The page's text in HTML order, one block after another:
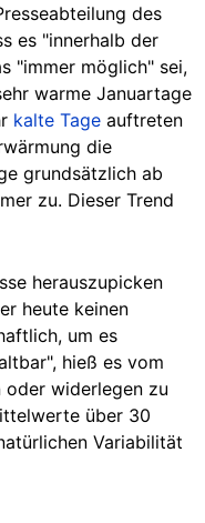
des
es "innerhalb der
"immer möglich" sei,
warme Januartage
kalte Tage auftreten
die
grundsätzlich ab
zu. Dieser Trend
herauszupicken
heute keinen
um es
hieß es vom
oder widerlegen zu
über 30
Variabilität